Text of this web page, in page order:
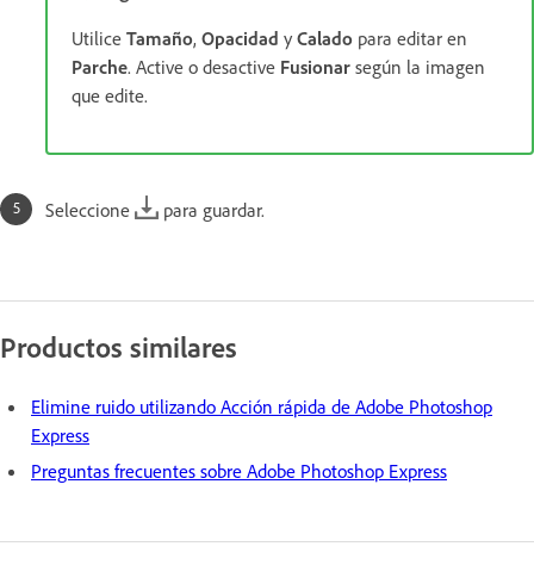
Utilice Tamaño, Opacidad y Calado para editar en
Parche. Active o desactive Fusionar según la imagen
que edite.
Seleccione para guardar.
Productos similares
Elimine ruido utilizando Acción rápida de Adobe Photoshop
Express
Preguntas frecuentes sobre Adobe Photoshop Express